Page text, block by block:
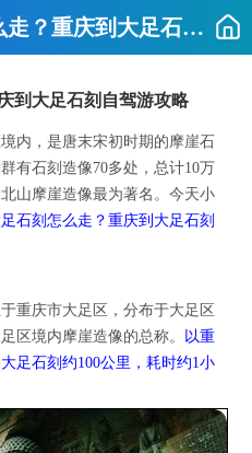
重庆到大足石刻怎么走？重庆到大足石刻自驾游攻略
到大足石刻自驾游攻略
内，是唐末宋初时期的摩崖石
有石刻造像70多处，总计10万
山摩崖造像最为著名。今天小
石刻怎么走？重庆到大足石刻
重庆市大足区，分布于大足区
区境内摩崖造像的总称。 以重
足石刻约100公里，耗时约1小